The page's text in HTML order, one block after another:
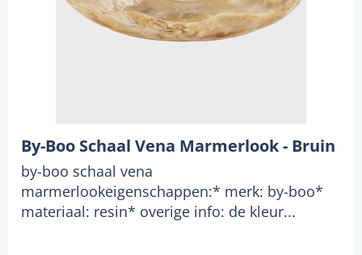
By-Boo Schaal Vena Marmerlook - Bruin
by-boo schaal vena
marmerlookeigenschappen:* merk: by-boo*
materiaal: resin* overige info: de kleur...